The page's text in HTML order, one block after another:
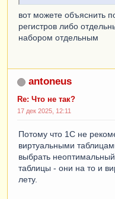
вот можете объяснить
регистров либо
набором отдельным
antoneus
Re: Что не так?
17 дек 2025, 12:11
Потому что 1С не
виртуальными
выбрать
таблицы - они на то и
лету.